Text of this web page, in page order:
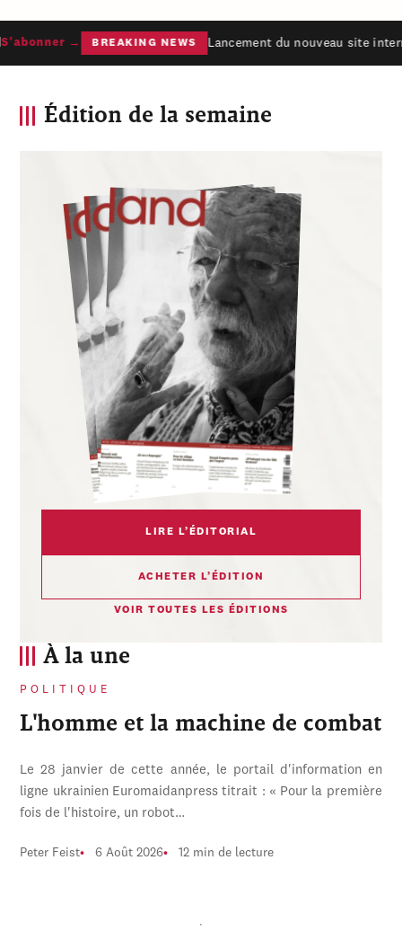
→ BREAKING NEWS Lancement du nouveau site
À la une
POLITIQUE
L'homme et la machine de combat
Le 28 janvier de cette année, le portail d'information en
ligne ukrainien Euromaidanpress titrait : « Pour la première
fois de l'histoire, un robot…
Peter Feist 6 Août 2026 12 min de lecture
Édition de la semaine
LIRE L’ÉDITORIAL
ACHETER L’ÉDITION
VOIR TOUTES LES ÉDITIONS